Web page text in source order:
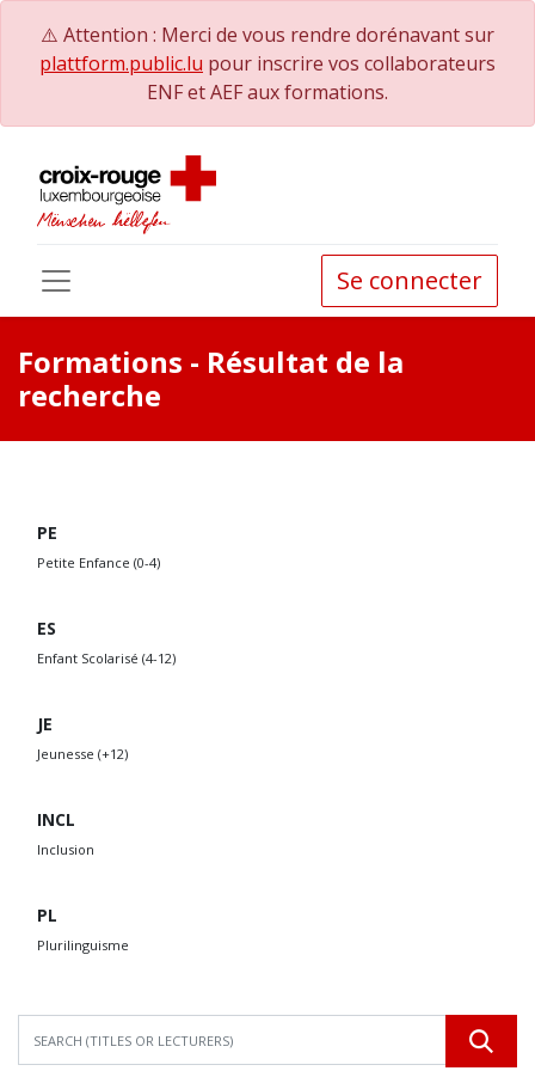
⚠️ Attention : Merci de vous rendre dorénavant sur
plattform.public.lu pour inscrire vos collaborateurs
ENF et AEF aux formations.
Se connecter
Formations - Résultat de la
recherche
PE
Petite Enfance (0-4)
ES
Enfant Scolarisé (4-12)
JE
Jeunesse (+12)
INCL
Inclusion
PL
Plurilinguisme